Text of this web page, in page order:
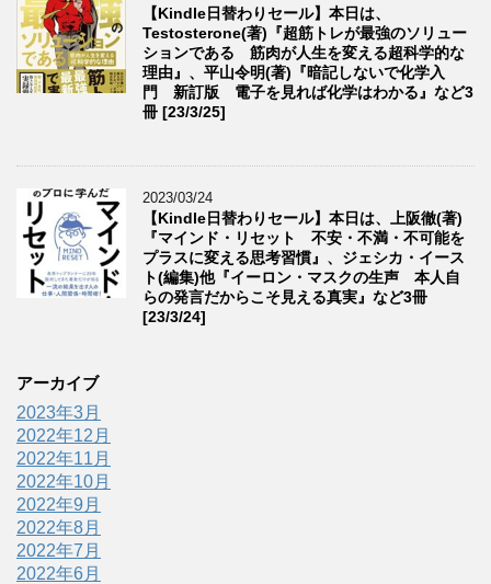
【Kindle日替わりセール】本日は、
Testosterone(著)『超筋トレが最強のソリュー
ションである 筋肉が人生を変える超科学的な
理由』、平山令明(著)『暗記しないで化学入
門 新訂版 電子を見れば化学はわかる』など3
冊 [23/3/25]
2023/03/24
【Kindle日替わりセール】本日は、上阪徹(著)
『マインド・リセット 不安・不満・不可能を
プラスに変える思考習慣』、ジェシカ・イース
ト(編集)他『イーロン・マスクの生声 本人自
らの発言だからこそ見える真実』など3冊
[23/3/24]
アーカイブ
2023年3月
2022年12月
2022年11月
2022年10月
2022年9月
2022年8月
2022年7月
2022年6月